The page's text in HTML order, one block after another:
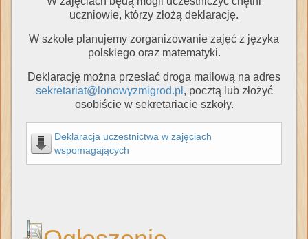
uczniowie, którzy złożą deklarację.
W szkole planujemy zorganizowanie zajęć z języka
polskiego oraz matematyki.
Deklarację można przesłać droga mailową na adres
sekretariat@lonowyzmigrod.pl , pocztą lub złożyć
osobiście w sekretariacie szkoły.
Deklaracja uczestnictwa w zajęciach
wspomagających